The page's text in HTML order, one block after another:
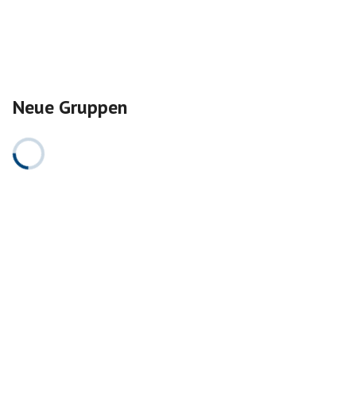
Neue Gruppen